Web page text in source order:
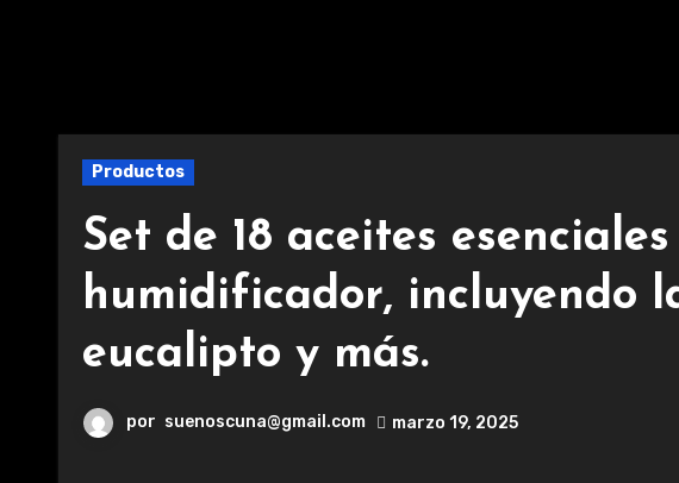
Productos
Set de 18 aceites
humidificador, incluyendo
eucalipto y más.
por suenoscuna@gmail.com marzo 19, 2025